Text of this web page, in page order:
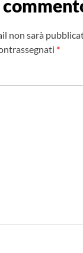
non sarà
*